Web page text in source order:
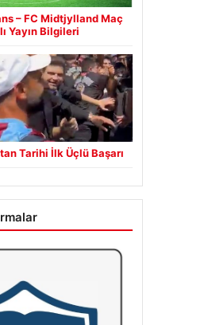
– FC Midtjylland Maç
Yayın Bilgileri
Tarihi İlk Üçlü Başarı